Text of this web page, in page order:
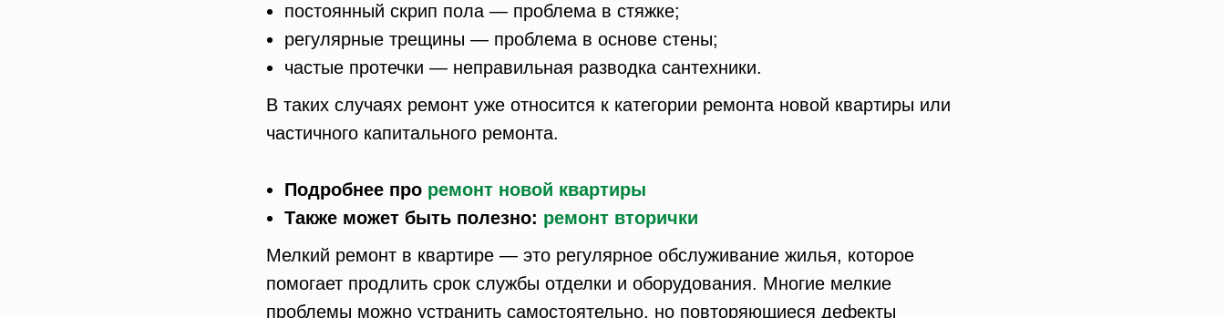
постоянный скрип пола — проблема в стяжке;
регулярные трещины — проблема в основе стены;
частые протечки — неправильная разводка сантехники.
В таких случаях ремонт уже относится к категории ремонта новой квартиры или
частичного капитального ремонта.
Подробнее про ремонт новой квартиры
Также может быть полезно: ремонт вторички
Мелкий ремонт в квартире — это регулярное обслуживание жилья, которое
помогает продлить срок службы отделки и оборудования. Многие мелкие
проблемы можно устранить самостоятельно, но повторяющиеся дефекты